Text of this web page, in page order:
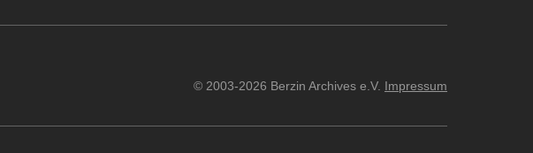
© 2003-2026 Berzin Archives e.V. Impressum